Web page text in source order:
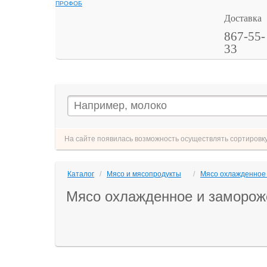
ПРОФОБ
Доставка
867-55-
33
На сайте появилась возможность осуществлять
Каталог / Мясо и мясопродукты / Мясо
Мясо охлажденное и